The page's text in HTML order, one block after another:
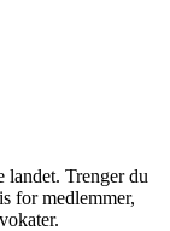
landet. Trenger du
for medlemmer,